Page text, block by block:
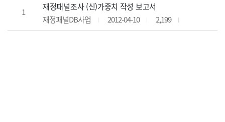
1
재정패널조사 (신)가중치 작성 보고서
재정패널DB사업
2012-04-10 2,199